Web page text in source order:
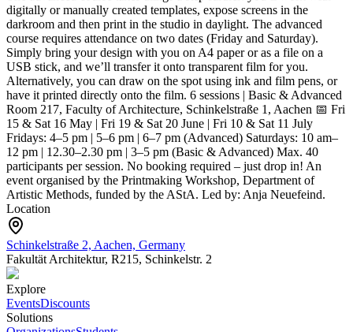
digitally or manually created templates, expose screens in the
darkroom and then print in the studio in daylight. The advanced
course requires attendance on two dates (Friday and Saturday).
Simply bring your design with you on A4 paper or as a file on a
USB stick, and we’ll transfer it onto transparent film for you.
Alternatively, you can draw on the spot using ink and film pens, or
have it printed directly onto the film. 6 sessions | Basic & Advanced
Room 217, Faculty of Architecture, Schinkelstraße 1, Aachen 📅 Fri
15 & Sat 16 May | Fri 19 & Sat 20 June | Fri 10 & Sat 11 July
Fridays: 4–5 pm | 5–6 pm | 6–7 pm (Advanced) Saturdays: 10 am–
12 pm | 12.30–2.30 pm | 3–5 pm (Basic & Advanced) Max. 40
participants per session. No booking required – just drop in! An
event organised by the Printmaking Workshop, Department of
Artistic Methods, funded by the AStA. Led by: Anja Neuefeind.
Location
Schinkelstraße 2, Aachen, Germany
Fakultät Architektur, R215, Schinkelstr. 2
Explore
EventsDiscounts
Solutions